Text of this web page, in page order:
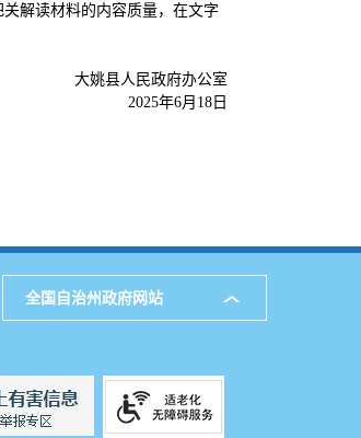
解读材料的内容质量，在文字
大姚县人民政府办公室
2025年6月18日
全国自治州政府网站